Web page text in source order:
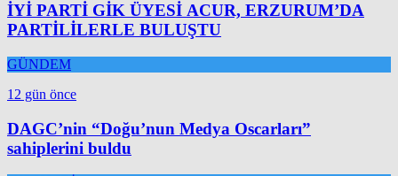
İYİ PARTİ GİK ÜYESİ ACUR, ERZURUM’DA
PARTİLİLERLE BULUŞTU
GÜNDEM
12 gün önce
DAGC’nin “Doğu’nun Medya Oscarları”
sahiplerini buldu